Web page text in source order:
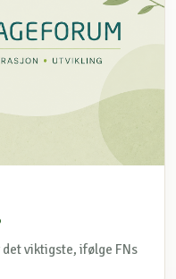
det viktigste, ifølge FNs